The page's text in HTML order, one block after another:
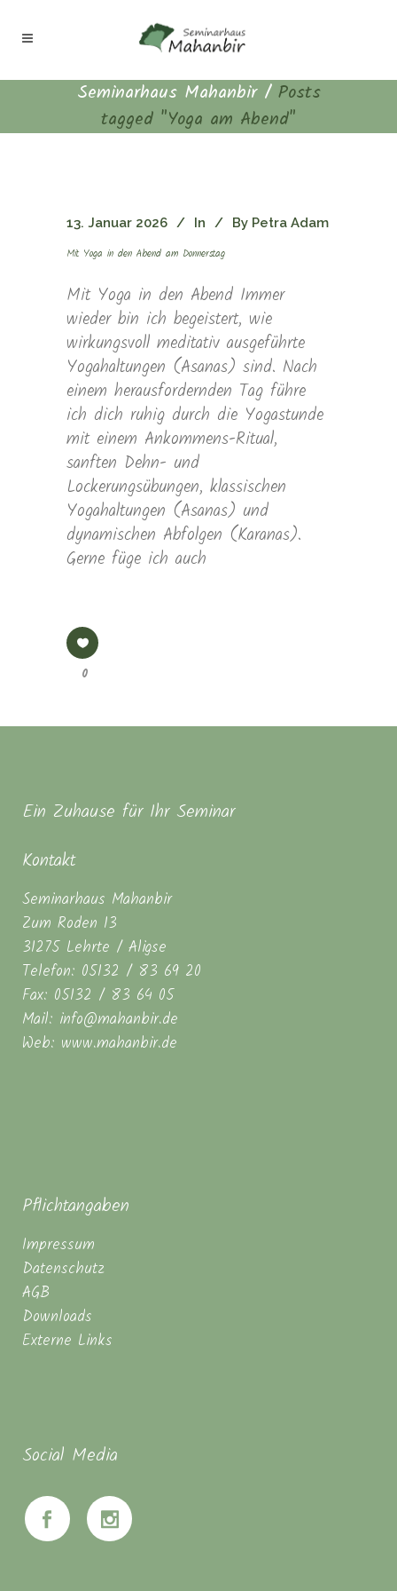
Seminarhaus Mahanbir/ Posts
tagged "Yoga am Abend"
13. Januar 2026 In By Petra Adam
Mit Yoga in den Abend am Donnerstag
Mit Yoga in den Abend Immer
wieder bin ich begeistert, wie
wirkungsvoll meditativ ausgeführte
Yogahaltungen (Asanas) sind. Nach
einem herausfordernden Tag führe
ich dich ruhig durch die Yogastunde
mit einem Ankommens-Ritual,
sanften Dehn- und
Lockerungsübungen, klassischen
Yogahaltungen (Asanas) und
dynamischen Abfolgen (Karanas).
Gerne füge ich auch
0
Ein Zuhause für Ihr Seminar
Kontakt
Seminarhaus Mahanbir
Zum Roden 13
31275 Lehrte / Aligse
Telefon: 05132 / 83 69 20
Fax: 05132 / 83 64 05
Mail: info@mahanbir.de
Web: www.mahanbir.de
Pflichtangaben
Impressum
Datenschutz
AGB
Downloads
Externe Links
Social Media